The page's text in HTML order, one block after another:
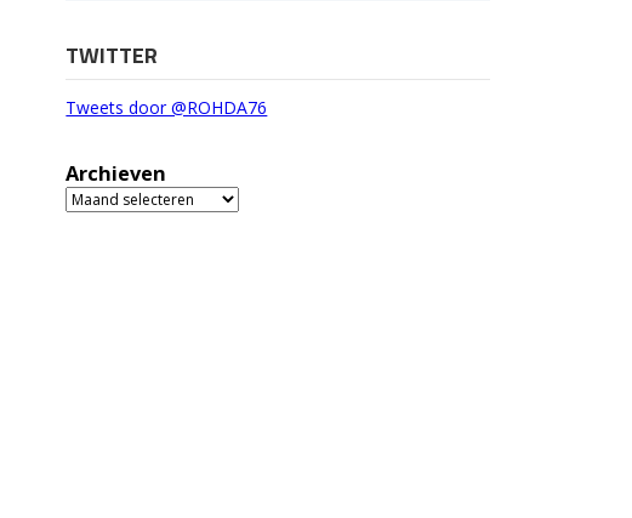
TWITTER
Tweets door @ROHDA76
Archieven
Archieven